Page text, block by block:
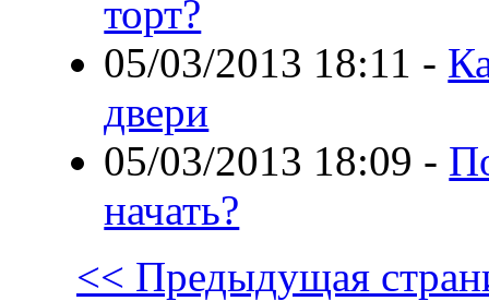
торт?
05/03/2013 18:11 -
двери
05/03/2013 18:09 -
начать?
<< Предыдущая